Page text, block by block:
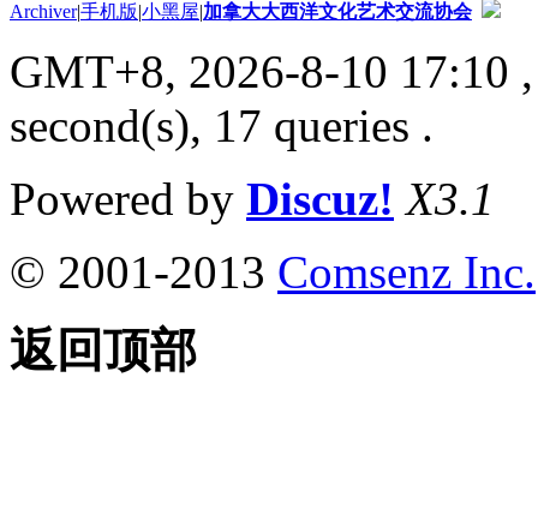
Archiver|手机版|小黑屋|加拿大大西洋文化艺术交流协会
GMT+8, 2026-8-10 17:10
second(s), 17 queries .
Powered by Discuz! X3.1
© 2001-2013 Comsenz Inc.
返回顶部